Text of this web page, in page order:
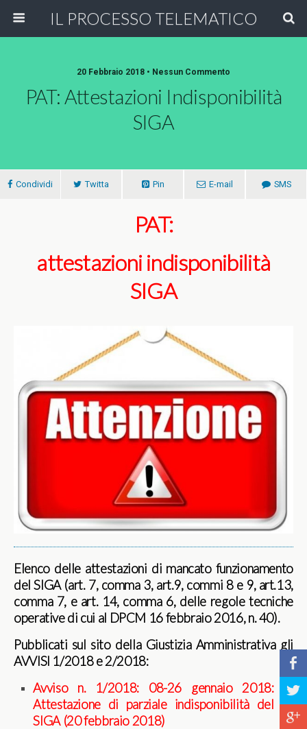
IL PROCESSO TELEMATICO
20 Febbraio 2018 • Nessun Commento
PAT: Attestazioni Indisponibilità
SIGA
Condividi Twitta Pin E-mail SMS
PAT:
attestazioni indisponibilità
SIGA
Elenco delle attestazioni di mancato funzionamento
del SIGA (art. 7, comma 3, art.9, commi 8 e 9, art.13,
comma 7, e art. 14, comma 6, delle regole tecniche
operative di cui al DPCM 16 febbraio 2016, n. 40).
Pubblicati sul sito della Giustizia Amministrativa gli
AVVISI 1/2018 e 2/2018:
Avviso n. 1/2018: 08-26 gennaio 2018:
Attestazione di parziale indisponibilità del
SIGA (20 febbraio 2018)
b
a
c